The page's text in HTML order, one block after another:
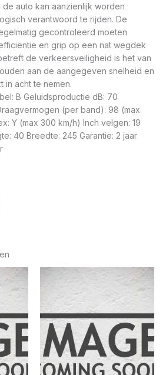
auto kan aanzienlijk worden
verantwoord te rijden. De
gecontroleerd moeten
en grip op een nat wegdek
de verkeersveiligheid is het van
aan de aangegeven snelheid en
in acht te nemen.
B Geluidsproductie dB: 70
(per band): 98 (max
Y (max 300 km/h) Inch velgen: 19
40 Breedte: 245 Garantie: 2 jaar